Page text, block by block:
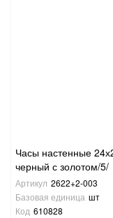
Часы настенные
черный с золотом/5/
Артикул 2622+2-003
Базовая единица шт
Код 610828